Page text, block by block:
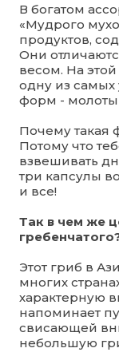
В богатом
«Мудрого
продуктов,
Они
весом. На
одну из
форм -
Почему такая
Потому что
взвешивать
три капсулы
и все!
Так в чем же
Этот гриб в
многих
характерную
напоминает
свисающей
небольшую